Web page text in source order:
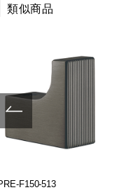
類似商品
F150-513